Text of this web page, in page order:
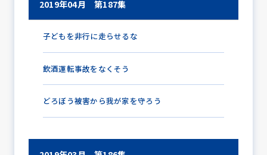
2019年04月 第187集
子どもを非行に走らせるな
飲酒運転事故をなくそう
どろぼう被害から我が家を守ろう